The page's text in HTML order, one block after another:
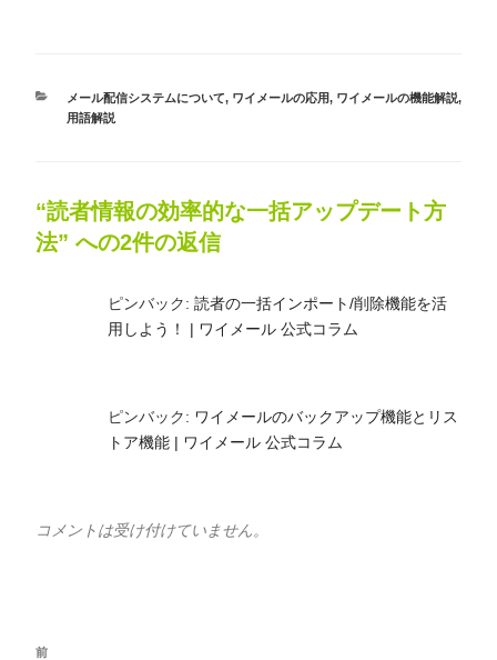
カ
テ
メール配信システムについて, ワイメールの応用, ワイメールの機能解説,
用語解説
“読者情報の効率的な一括アップデート方
法” への2件の返信
ピンバック: 読者の一括インポート/削除機能を活
用しよう！ | ワイメール 公式コラム
ピンバック: ワイメールのバックアップ機能とリス
トア機能 | ワイメール 公式コラム
コメントは受け付けていません。
投
過
前